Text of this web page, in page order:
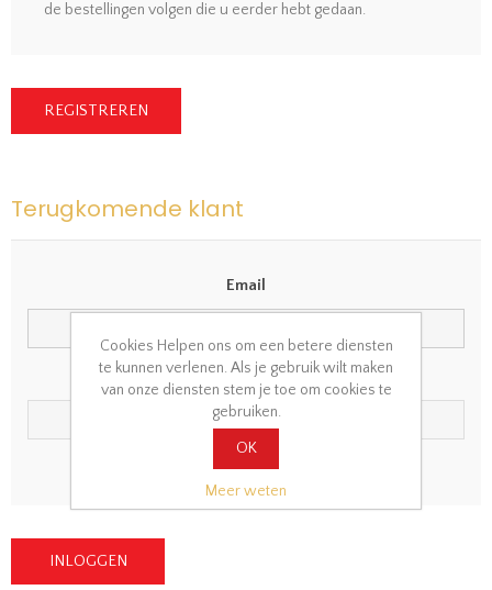
de bestellingen volgen die u eerder hebt gedaan.
Terugkomende klant
Email
Wachtwoord
Onthoudt mij?Wachtwoord vergeten?
Cookies Helpen ons om een betere diensten
te kunnen verlenen. Als je gebruik wilt maken
van onze diensten stem je toe om cookies te
gebruiken.
OK
Meer weten